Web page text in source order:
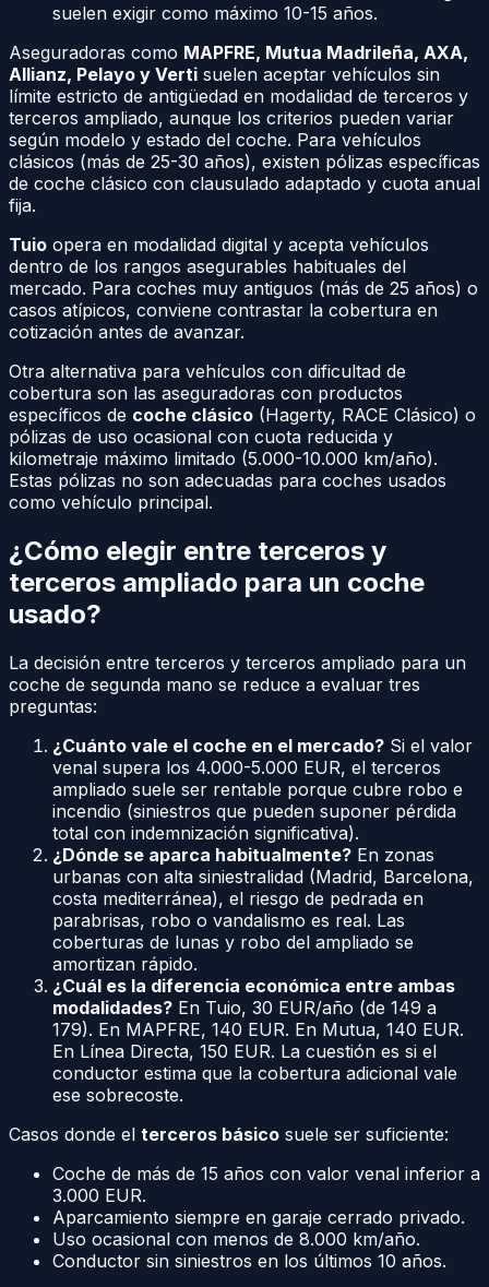
suelen exigir como máximo 10-15 años.
Aseguradoras como MAPFRE, Mutua Madrileña, AXA,
Allianz, Pelayo y Verti suelen aceptar vehículos sin
límite estricto de antigüedad en modalidad de terceros y
terceros ampliado, aunque los criterios pueden variar
según modelo y estado del coche. Para vehículos
clásicos (más de 25-30 años), existen pólizas específicas
de coche clásico con clausulado adaptado y cuota anual
fija.
Tuio opera en modalidad digital y acepta vehículos
dentro de los rangos asegurables habituales del
mercado. Para coches muy antiguos (más de 25 años) o
casos atípicos, conviene contrastar la cobertura en
cotización antes de avanzar.
Otra alternativa para vehículos con dificultad de
cobertura son las aseguradoras con productos
específicos de coche clásico (Hagerty, RACE Clásico) o
pólizas de uso ocasional con cuota reducida y
kilometraje máximo limitado (5.000-10.000 km/año).
Estas pólizas no son adecuadas para coches usados
como vehículo principal.
¿Cómo elegir entre terceros y
terceros ampliado para un coche
usado?
La decisión entre terceros y terceros ampliado para un
coche de segunda mano se reduce a evaluar tres
preguntas:
¿Cuánto vale el coche en el mercado? Si el valor
venal supera los 4.000-5.000 EUR, el terceros
ampliado suele ser rentable porque cubre robo e
incendio (siniestros que pueden suponer pérdida
total con indemnización significativa).
¿Dónde se aparca habitualmente? En zonas
urbanas con alta siniestralidad (Madrid, Barcelona,
costa mediterránea), el riesgo de pedrada en
parabrisas, robo o vandalismo es real. Las
coberturas de lunas y robo del ampliado se
amortizan rápido.
¿Cuál es la diferencia económica entre ambas
modalidades? En Tuio, 30 EUR/año (de 149 a
179). En MAPFRE, 140 EUR. En Mutua, 140 EUR.
En Línea Directa, 150 EUR. La cuestión es si el
conductor estima que la cobertura adicional vale
ese sobrecoste.
Casos donde el terceros básico suele ser suficiente:
Coche de más de 15 años con valor venal inferior a
3.000 EUR.
Aparcamiento siempre en garaje cerrado privado.
Uso ocasional con menos de 8.000 km/año.
Conductor sin siniestros en los últimos 10 años.